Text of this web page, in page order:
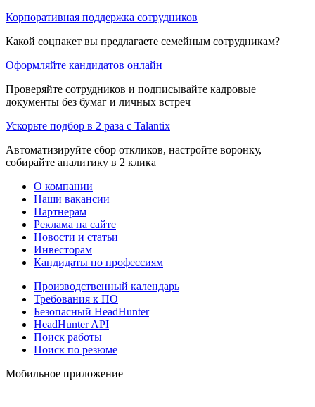
Корпоративная поддержка сотрудников
Какой соцпакет вы предлагаете семейным сотрудникам?
Оформляйте кандидатов онлайн
Проверяйте сотрудников и подписывайте кадровые
документы без бумаг и личных встреч
Ускорьте подбор в 2 раза с Talantix
Автоматизируйте сбор откликов, настройте воронку,
собирайте аналитику в 2 клика
О компании
Наши вакансии
Партнерам
Реклама на сайте
Новости и статьи
Инвесторам
Кандидаты по профессиям
Производственный календарь
Требования к ПО
Безопасный HeadHunter
HeadHunter API
Поиск работы
Поиск по резюме
Мобильное приложение